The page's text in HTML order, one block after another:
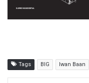
Tags BIG Iwan Baan